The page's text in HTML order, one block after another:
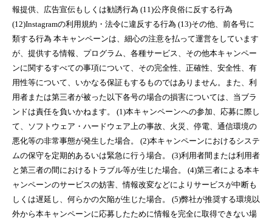
報提供、広告宣伝もしくは勧誘行為 (11)公序良俗に反する行為
(12)Instagramの利用規約・法令に違反する行為 (13)その他、前各号に
類する行為 本キャンペーンは、細心の注意を払って運営をしています
が、提供する情報、プログラム、各種サービス、その他本キャンペー
ンに関するすべての事項について、その完全性、正確性、安全性、有
用性等について、いかなる保証もするものではありません。また、利
用者または第三者が被った以下各号の場合の損害については、当ブラ
ンドは責任を負いかねます。 (1)本キャンペーンへの参加、応募に際し
て、ソフトウェア・ハードウェア上の事故、火災、停電、通信環境の
悪化等の非常事態が発生した場合。 (2)本キャンペーンにおけるシステ
ムの保守を定期的あるいは緊急に行う場合。 (3)利用者間または利用者
と第三者の間におけるトラブル等が生じた場合。 (4)第三者による本キ
ャンペーンのサービスの妨害、情報改変などによりサービスが中断も
しくは遅延し、何らかの欠陥が生じた場合。 (5)弊社が推奨する環境以
外から本キャンペーンに応募したために情報を完全に取得できない場